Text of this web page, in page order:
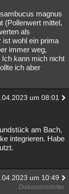
magnus
(Pollenwert mittel,
als
ist wohl ein prima
immer weg,
Ich kann mich nicht
ich aber
um 08:01
am Bach,
integrieren. Habe
um 10:49
Diskussionsleiter